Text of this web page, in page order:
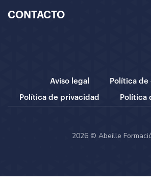
CONTACTO
Aviso legal Política de
Política de privacidad Política
2026 © Abeille